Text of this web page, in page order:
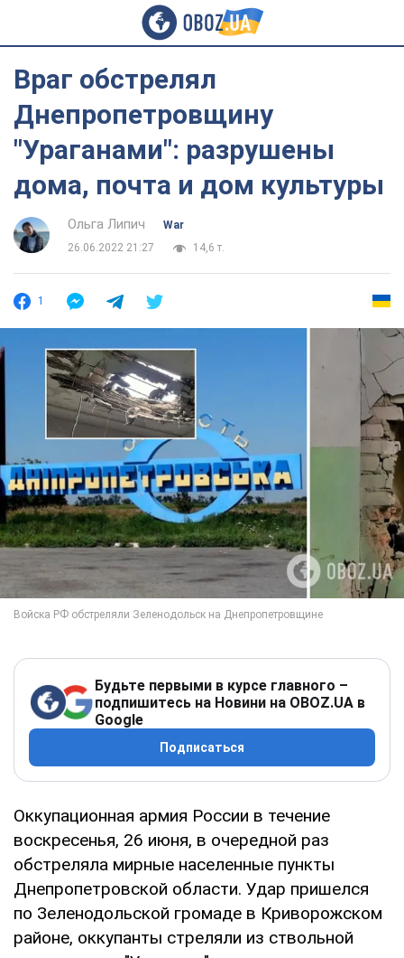
Враг обстрелял
Днепропетровщину
"Ураганами": разрушены
дома, почта и дом культуры
Ольга Липич
War
26.06.2022 21:27
14,6 т.
1
Будьте первыми в курсе главного –
подпишитесь на Новини на OBOZ.UA в
Google
Подписаться
Оккупационная армия России в течение
воскресенья, 26 июня, в очередной раз
обстреляла мирные населенные пункты
Днепропетровской области. Удар пришелся
по Зеленодольской громаде в Криворожском
районе, оккупанты стреляли из ствольной